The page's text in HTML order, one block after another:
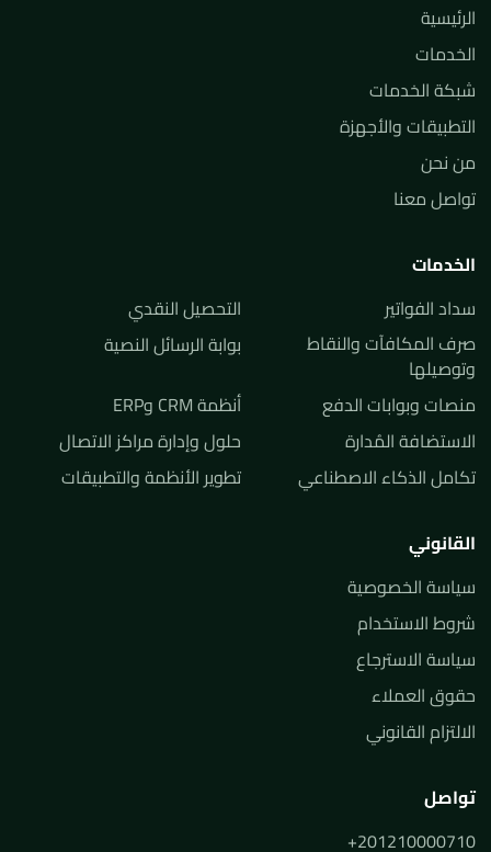
الرئيسية
الخدمات
شبكة الخدمات
التطبيقات والأجهزة
من نحن
تواصل معنا
الخدمات
سداد الفواتير
التحصيل النقدي
صرف المكافآت والنقاط
وتوصيلها
بوابة الرسائل النصية
منصات وبوابات الدفع
أنظمة CRM وERP
الاستضافة المُدارة
حلول وإدارة مراكز الاتصال
تكامل الذكاء الاصطناعي
تطوير الأنظمة والتطبيقات
القانوني
سياسة الخصوصية
شروط الاستخدام
سياسة الاسترجاع
حقوق العملاء
الالتزام القانوني
تواصل
+201210000710